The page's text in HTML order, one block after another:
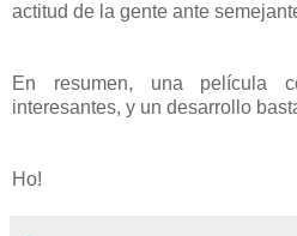
actitud de la gente ante
En resumen, una película
interesantes, y un desarrollo
Ho!